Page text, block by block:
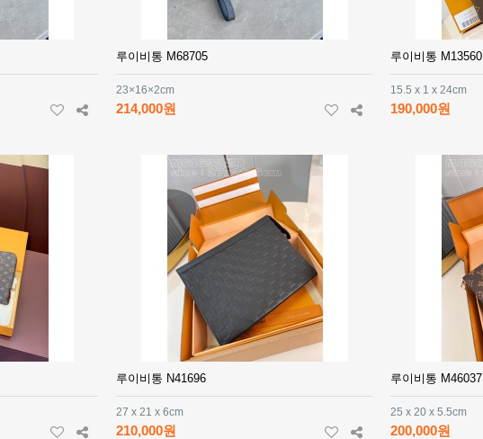
루이비통 M68705
23×16×2cm
214,000원
루이비통 M13560
15.5 x 1 x 24cm
190,000원
루이비통 N41696
27 x 21 x 6cm
210,000원
루이비통 M46037
25 x 20 x 5.5cm
200,000원